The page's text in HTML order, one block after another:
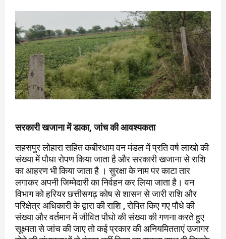
सरकारी खजाना में डाका, जांच की आवश्यकता
सहसपुर लोहारा सहित कबीरधाम वन मंडल में प्रति वर्ष लाखो की
संख्या में पौधा रोपण किया जाता है और सरकारी खजाना से राशि
का आहरण भी किया जाता है । सुरक्षा के नाम पर काटा तार
लगाकर अपनी जिम्मेदारी का निर्वहन कर लिया जाता है। वन
विभाग को हरियर छत्तीसगढ़ कोष से शासन से जारी राशि और
परिक्षेत्र अधिकारी के द्वारा की राशि , रोपित किए गए पौधे की
संख्या और वर्तमान में जीवित पौधो की संख्या की गणना करते हुए
सूक्ष्मता से जांच की जाए तो कई प्रकार की अनियमितताएं उजागर